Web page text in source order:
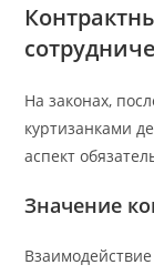
На законах,
куртизанками
аспект
Значение